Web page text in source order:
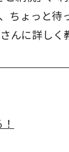
ちょっと待
に詳しく